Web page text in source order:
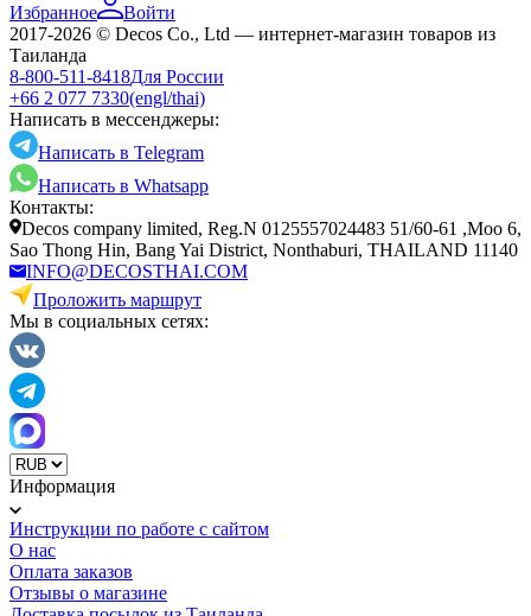
Избранное
Войти
2017-2026 © Decos Co., Ltd — интернет-магазин товаров из
Таиланда
8-800-511-8418Для России
+66 2 077 7330(engl/thai)
Написать в мессенджеры:
Написать в Telegram
Написать в Whatsapp
Контакты:
Decos company limited, Reg.N 0125557024483 51/60-61 ,Moo 6,
Sao Thong Hin, Bang Yai District, Nonthaburi, THAILAND 11140
INFO@DECOSTHAI.COM
Проложить маршрут
Мы в социальных сетях:
Информация
Инструкции по работе с сайтом
О нас
Оплата заказов
Отзывы о магазине